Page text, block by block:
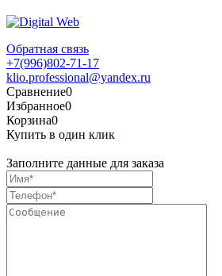
Обратная связь
+7(996)802-71-17
klio.professional@yandex.ru
Сравнение0
Избранное0
Корзина0
Купить в один клик
Заполните данные для заказа